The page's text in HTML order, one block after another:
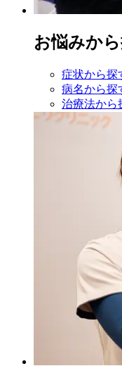
お悩みか
症状から探
病名から探
治療法から